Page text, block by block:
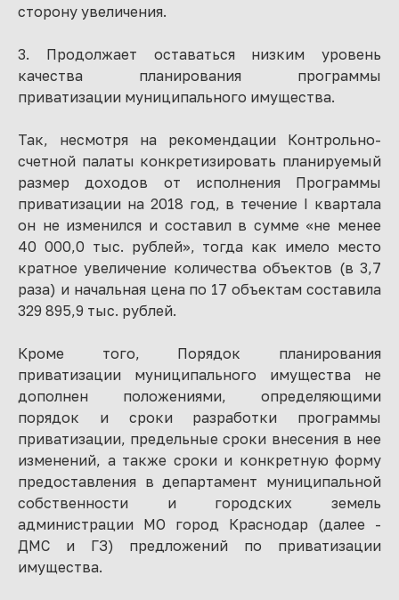
сторону увеличения.
3. Продолжает оставаться низким уровень
качества планирования программы
приватизации муниципального имущества.
Так, несмотря на рекомендации Контрольно-
счетной палаты конкретизировать планируемый
размер доходов от исполнения Программы
приватизации на 2018 год, в течение I квартала
он не изменился и составил в сумме «не менее
40 000,0 тыс. рублей», тогда как имело место
кратное увеличение количества объектов (в 3,7
раза) и начальная цена по 17 объектам составила
329 895,9 тыс. рублей.
Кроме того, Порядок планирования
приватизации муниципального имущества не
дополнен положениями, определяющими
порядок и сроки разработки программы
приватизации, предельные сроки внесения в нее
изменений, а также сроки и конкретную форму
предоставления в департамент муниципальной
собственности и городских земель
администрации МО город Краснодар (далее -
ДМС и ГЗ) предложений по приватизации
имущества.